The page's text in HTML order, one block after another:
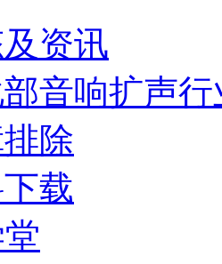
资讯
音响扩声
除
载